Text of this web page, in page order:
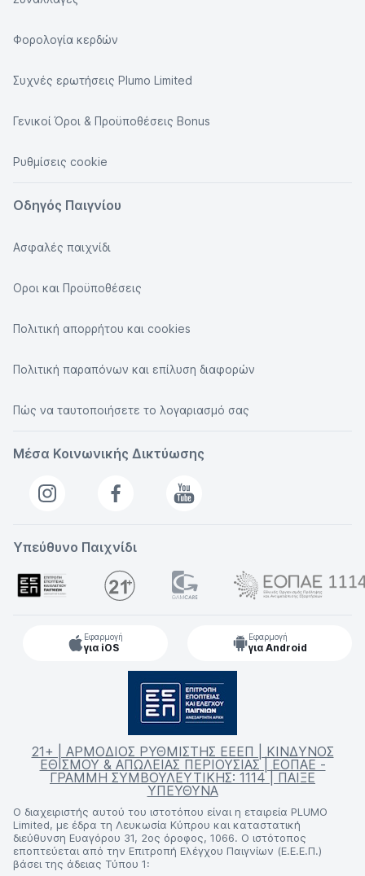
Φορολογία κερδών
Συχνές ερωτήσεις Plumo Limited
Γενικοί Όροι & Προϋποθέσεις Bonus
Ρυθμίσεις cookie
Οδηγός Παιγνίου
Ασφαλές παιχνίδι
Οροι και Προϋποθέσεις
Πολιτική απορρήτου και cookies
Πολιτική παραπόνων και επίλυση διαφορών
Πώς να ταυτοποιήσετε το λογαριασμό σας
Μέσα Κοινωνικής Δικτύωσης
Υπεύθυνο Παιχνίδι
Εφαρμογή
για iOS
Εφαρμογή
για Android
21+ | ΑΡΜΟΔΙΟΣ ΡΥΘΜΙΣΤΗΣ ΕΕΕΠ | ΚΙΝΔΥΝΟΣ
ΕΘΙΣΜΟΥ & ΑΠΩΛΕΙΑΣ ΠΕΡΙΟΥΣΙΑΣ | ΕΟΠΑΕ -
ΓΡΑΜΜΗ ΣΥΜΒΟΥΛΕΥΤΙΚΗΣ: 1114 | ΠΑΙΞΕ
ΥΠΕΥΘΥΝΑ
Ο διαχειριστής αυτού του ιστοτόπου είναι η εταιρεία PLUMO
Limited, με έδρα τη Λευκωσία Κύπρου και καταστατική
διεύθυνση Ευαγόρου 31, 2ος όροφος, 1066. Ο ιστότοπος
εποπτεύεται από την Επιτροπή Ελέγχου Παιγνίων (Ε.Ε.Ε.Π.)
βάσει της άδειας Τύπου 1: